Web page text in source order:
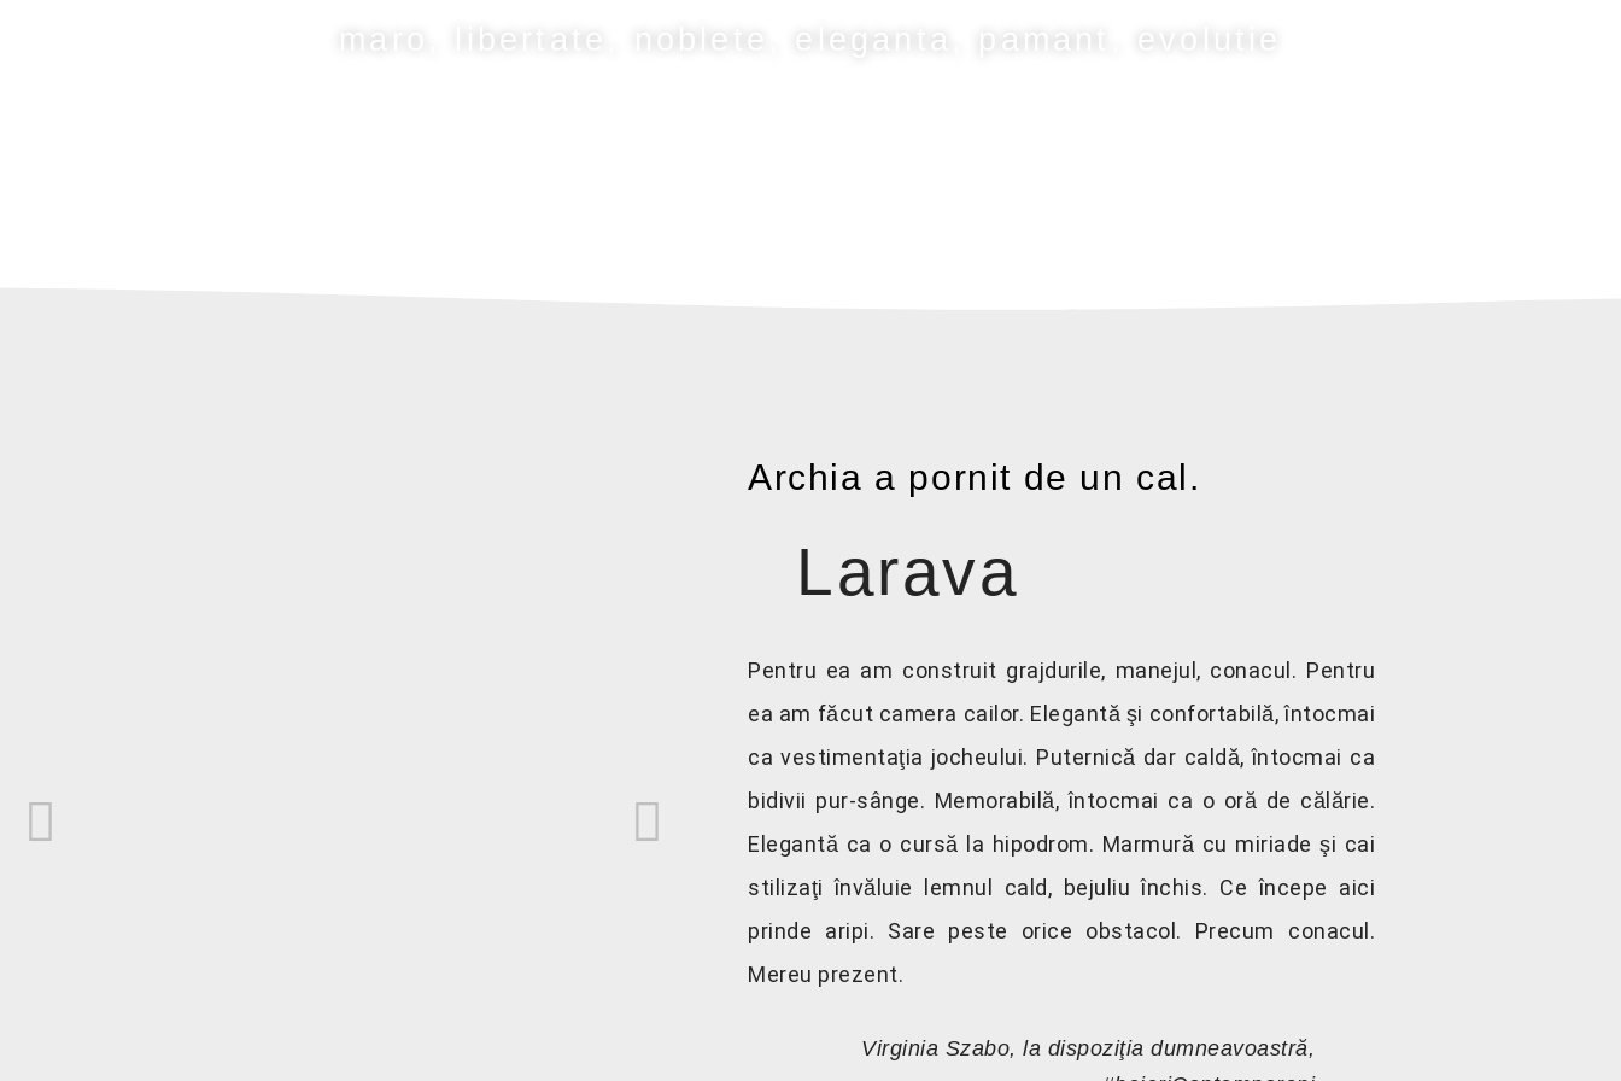
maro, libertate, noblete, eleganta, pamant, evolutie
Archia a pornit de un cal.
Larava
Pentru ea am construit grajdurile, manejul, conacul. Pentru
ea am făcut camera cailor. Elegantă şi confortabilă, întocmai
ca vestimentaţia jocheului. Puternică dar caldă, întocmai ca
bidivii pur-sânge. Memorabilă, întocmai ca o oră de călărie.
Elegantă ca o cursă la hipodrom. Marmură cu miriade şi cai
stilizaţi învăluie lemnul cald, bejuliu închis. Ce începe aici
prinde aripi. Sare peste orice obstacol. Precum conacul.
Mereu prezent.
Virginia Szabo, la dispoziţia dumneavoastră,